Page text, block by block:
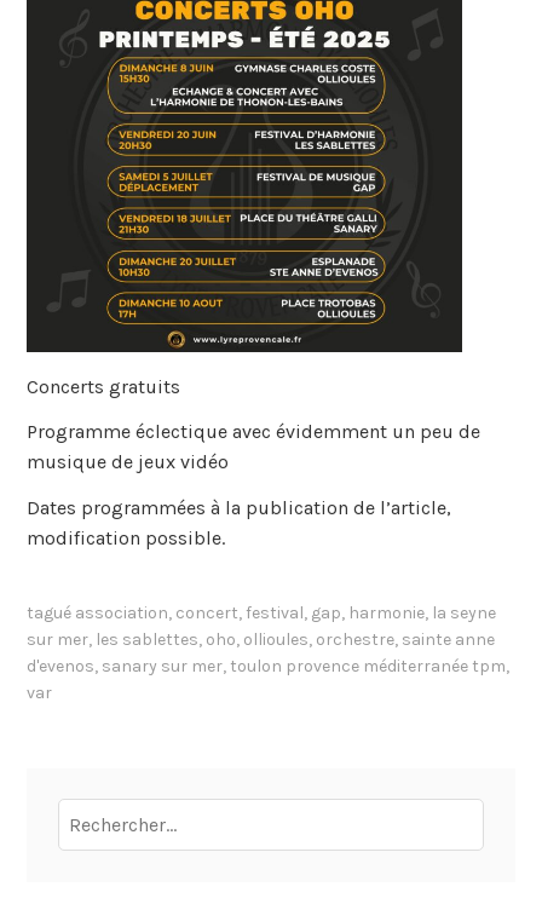
Concerts gratuits
Programme éclectique avec évidemment un peu de
musique de jeux vidéo
Dates programmées à la publication de l’article,
modification possible.
tagué association, concert, festival, gap, harmonie, la seyne
sur mer, les sablettes, oho, ollioules, orchestre, sainte anne
d'evenos, sanary sur mer, toulon provence méditerranée tpm,
var
Rechercher :